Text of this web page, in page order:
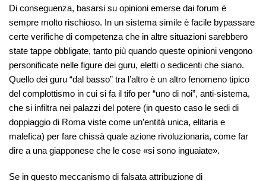
Di conseguenza, basarsi su opinioni emerse dai forum è
sempre molto rischioso. In un sistema simile è facile bypassare
certe verifiche di competenza che in altre situazioni sarebbero
state tappe obbligate, tanto più quando queste opinioni vengono
personificate nelle figure dei guru, eletti o sedicenti che siano.
Quello dei guru “dal basso” tra l’altro è un altro fenomeno tipico
del complottismo in cui si fa il tifo per “uno di noi”, anti-sistema,
che si infiltra nei palazzi del potere (in questo caso le sedi di
doppiaggio di Roma viste come un’entità unica, elitaria e
malefica) per fare chissà quale azione rivoluzionaria, come far
dire a una giapponese che le cose «si sono inguaiate».
Se in questo meccanismo di falsata attribuzione di